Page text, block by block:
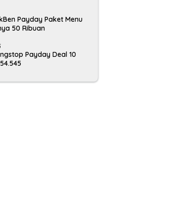
Payday Paket Menu
50 Ribuan
Payday Deal 10